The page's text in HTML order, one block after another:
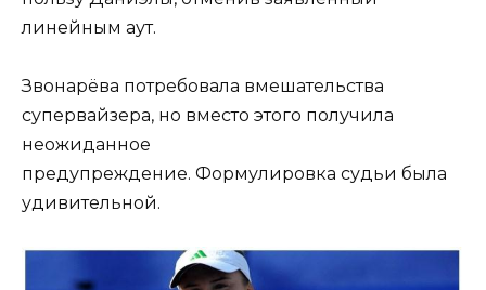
линейным аут.
Звонарёва потребовала вмешательства
супервайзера, но вместо этого получила
неожиданное
предупреждение. Формулировка судьи была
удивительной.